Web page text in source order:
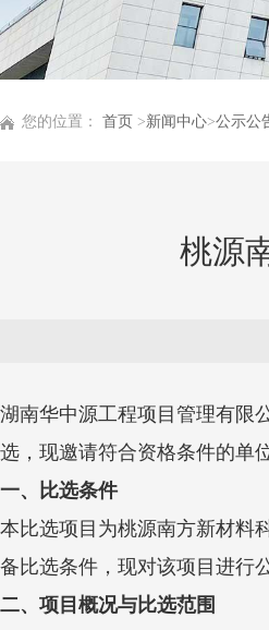
您的位置： 首页 >新闻中心>公示公
桃源
湖南华中源工程项目管理有限
选，现邀请符合资格条件的单
一、
比选条件
本比选项目为桃源南方新材料
备比选条件，现对该项目进行
二、 项目概况与比选范围